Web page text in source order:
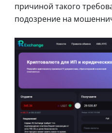
причиной такого
подозрение на